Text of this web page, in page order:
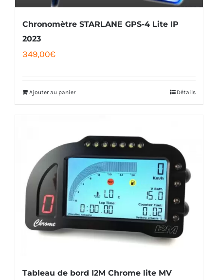
Chronomètre STARLANE GPS-4 Lite IP
2023
349,00€
Ajouter au panier Détails
Tableau de bord I2M Chrome lite MV